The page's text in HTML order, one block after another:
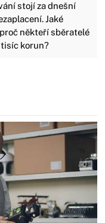
stojí za dnešní
Jaké
někteří sběratelé
tisíc korun?